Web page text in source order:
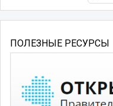
ПОЛЕЗНЫЕ РЕСУРСЫ